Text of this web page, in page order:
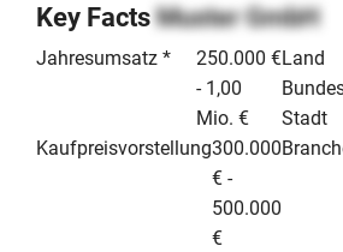
Key FactsMuster GmbH
Jahresumsatz *
250.000 €
- 1,00
Mio. €
Kaufpreisvorstellung300.000
€ -
500.000
€
Land
Stadt